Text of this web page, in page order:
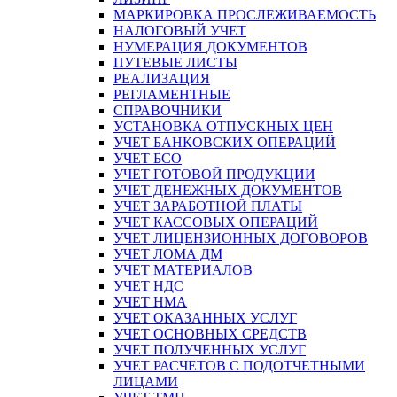
МАРКИРОВКА ПРОСЛЕЖИВАЕМОСТЬ
НАЛОГОВЫЙ УЧЕТ
НУМЕРАЦИЯ ДОКУМЕНТОВ
ПУТЕВЫЕ ЛИСТЫ
РЕАЛИЗАЦИЯ
РЕГЛАМЕНТНЫЕ
СПРАВОЧНИКИ
УСТАНОВКА ОТПУСКНЫХ ЦЕН
УЧЕТ БАНКОВСКИХ ОПЕРАЦИЙ
УЧЕТ БСО
УЧЕТ ГОТОВОЙ ПРОДУКЦИИ
УЧЕТ ДЕНЕЖНЫХ ДОКУМЕНТОВ
УЧЕТ ЗАРАБОТНОЙ ПЛАТЫ
УЧЕТ КАССОВЫХ ОПЕРАЦИЙ
УЧЕТ ЛИЦЕНЗИОННЫХ ДОГОВОРОВ
УЧЕТ ЛОМА ДМ
УЧЕТ МАТЕРИАЛОВ
УЧЕТ НДС
УЧЕТ НМА
УЧЕТ ОКАЗАННЫХ УСЛУГ
УЧЕТ ОСНОВНЫХ СРЕДСТВ
УЧЕТ ПОЛУЧЕННЫХ УСЛУГ
УЧЕТ РАСЧЕТОВ С ПОДОТЧЕТНЫМИ
ЛИЦАМИ